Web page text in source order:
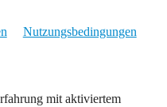
Nutzungsbedingungen
mit aktiviertem